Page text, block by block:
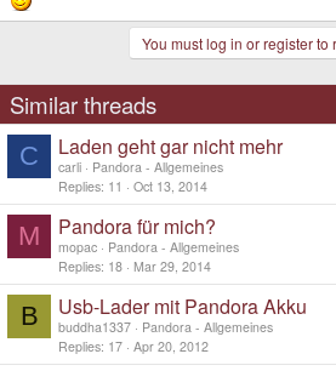
You must log in or register to
Similar threads
C Laden geht gar nicht mehr
carli
Pandora - Allgemeines
Replies 11 Oct 13, 2014
M Pandora für mich?
mopac
Pandora - Allgemeines
Replies 18 Mar 29, 2014
B Usb-Lader mit Pandora Akku
buddha1337
Pandora - Allgemeines
Replies 17 Apr 20, 2012